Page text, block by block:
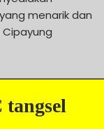
menarik dan